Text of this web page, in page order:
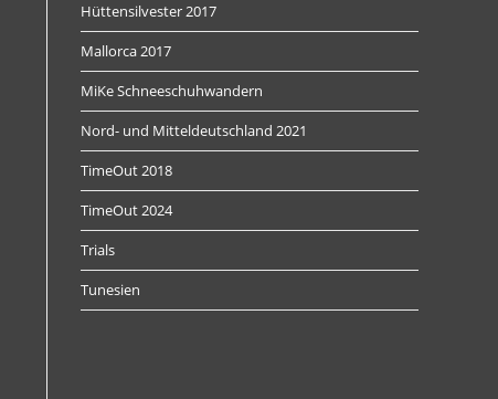
Hüttensilvester 2017
Mallorca 2017
MiKe Schneeschuhwandern
Nord- und Mitteldeutschland 2021
TimeOut 2018
TimeOut 2024
Trials
Tunesien